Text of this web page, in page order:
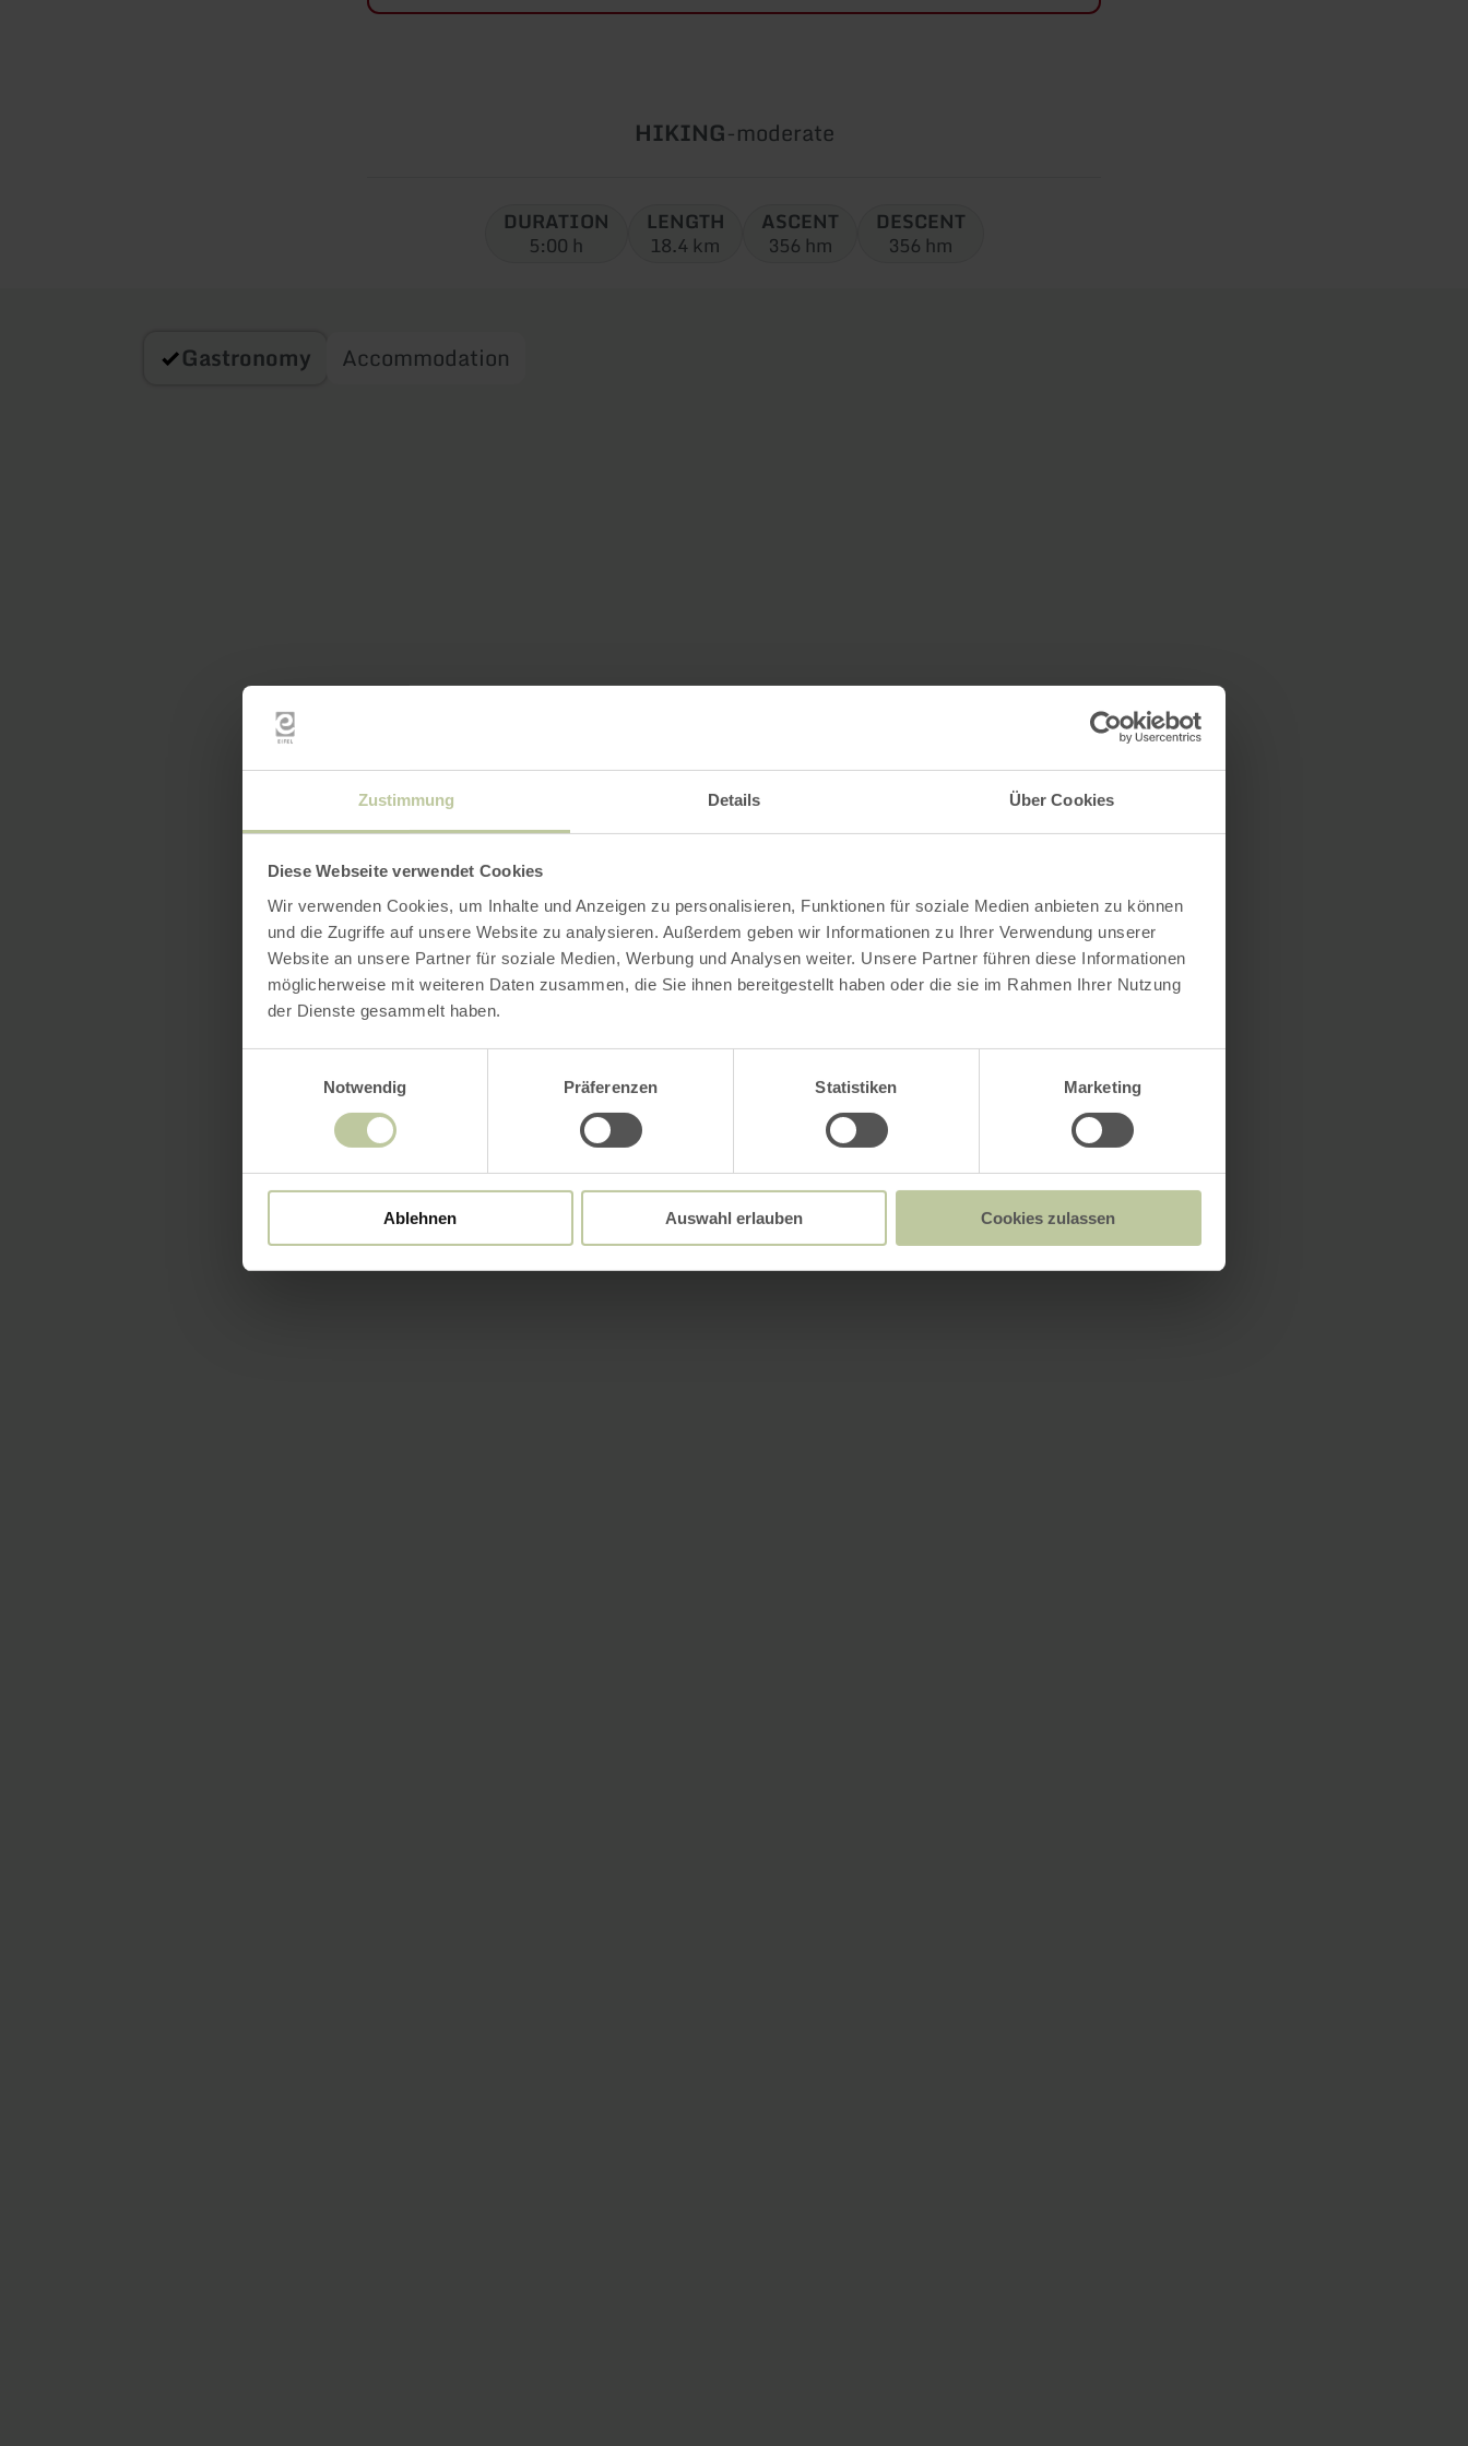
Zustimmung Details Über Cookies
Diese Webseite verwendet Cookies
Wir verwenden Cookies, um Inhalte und Anzeigen zu personalisieren, Funktionen für soziale Medien anbieten zu können
und die Zugriffe auf unsere Website zu analysieren. Außerdem geben wir Informationen zu Ihrer Verwendung unserer
Website an unsere Partner für soziale Medien, Werbung und Analysen weiter. Unsere Partner führen diese Informationen
möglicherweise mit weiteren Daten zusammen, die Sie ihnen bereitgestellt haben oder die sie im Rahmen Ihrer Nutzung
der Dienste gesammelt haben.
Notwendig
Präferenzen Statistiken Marketing
Ablehnen Auswahl erlauben Cookies zulassen
Type
HIKING-Difficulty:
moderate
DURATION
5:00 h
LENGTH
18.4 km
ASCENT
356 hm
DESCENT
356 hm
Gastronomy Accommodation